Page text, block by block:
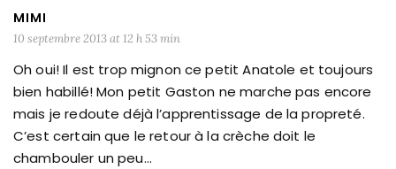
MIMI
10 septembre 2013 at 12 h 53 min
Oh oui! Il est trop mignon ce petit Anatole et toujours
bien habillé! Mon petit Gaston ne marche pas encore
mais je redoute déjà l’apprentissage de la propreté.
C’est certain que le retour à la crèche doit le
chambouler un peu…